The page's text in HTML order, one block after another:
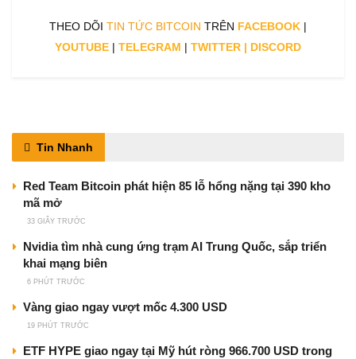
THEO DÕI TIN TỨC BITCOIN TRÊN FACEBOOK |
YOUTUBE | TELEGRAM | TWITTER | DISCORD
Tin Nhanh
Red Team Bitcoin phát hiện 85 lỗ hổng nặng tại 390 kho
mã mở
33 GIÂY TRƯỚC
Nvidia tìm nhà cung ứng trạm AI Trung Quốc, sắp triển
khai mạng biên
6 PHÚT TRƯỚC
Vàng giao ngay vượt mốc 4.300 USD
19 PHÚT TRƯỚC
ETF HYPE giao ngay tại Mỹ hút ròng 966.700 USD trong